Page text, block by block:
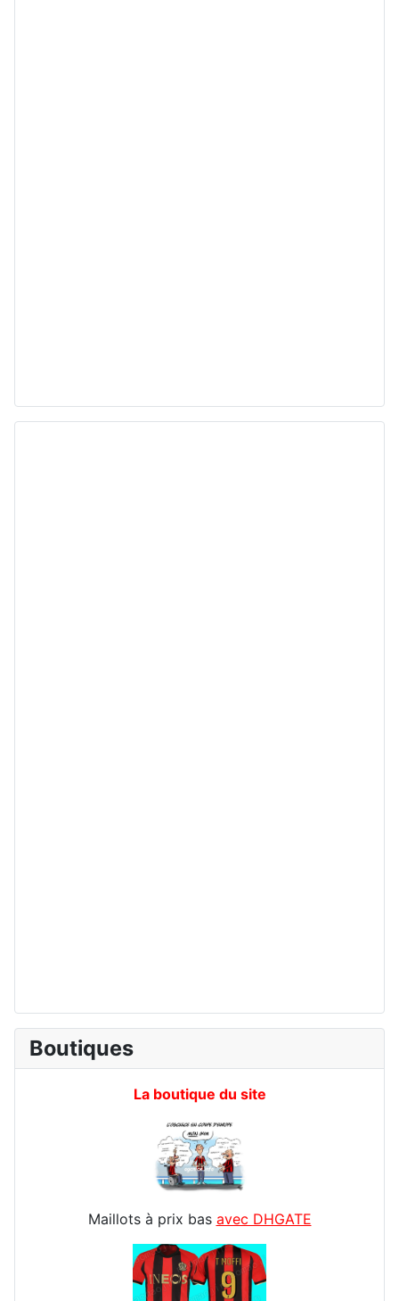
Boutiques
La boutique du site
Maillots à prix bas avec DHGATE